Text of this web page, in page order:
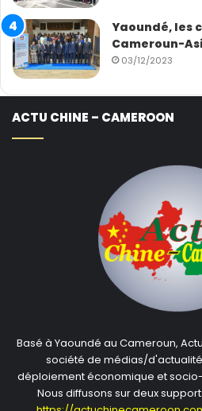
Yaoundé, les
Cameroun-
03/12/2023
ACTU CHINE – CAMEROON
Basé à Yaoundé au Cameroun,
société de médias/
déploiement économique et
Nous diffusons sur deux